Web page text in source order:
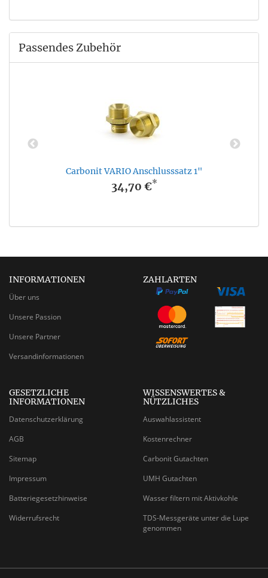
Passendes Zubehör
Carbonit VARIO Anschlusssatz 1"
34,70 €*
INFORMATIONEN
Über uns
Unsere Passion
Unsere Partner
Versandinformationen
ZAHLARTEN
GESETZLICHE
INFORMATIONEN
Datenschutzerklärung
AGB
Sitemap
Impressum
Batteriegesetzhinweise
Widerrufsrecht
WISSENSWERTES &
NÜTZLICHES
Auswahlassistent
Kostenrechner
Carbonit Gutachten
UMH Gutachten
Wasser filtern mit Aktivkohle
TDS-Messgeräte unter die Lupe
genommen